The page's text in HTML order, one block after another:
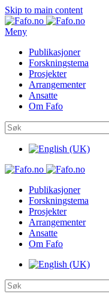
Skip to main content
Meny
Publikasjoner
Forskningstema
Prosjekter
Arrangementer
Ansatte
Om Fafo
Publikasjoner
Forskningstema
Prosjekter
Arrangementer
Ansatte
Om Fafo